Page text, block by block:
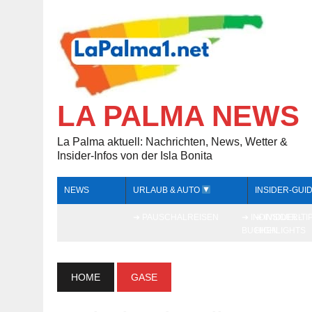
LA PALMA NEWS
La Palma aktuell: Nachrichten, News, Wetter &
Insider-Infos von der Isla Bonita
NEWS URLAUB & AUTO INSIDER-
HOME GASE